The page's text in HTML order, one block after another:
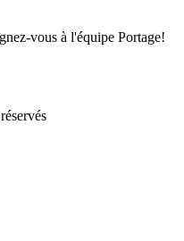
vous à l'équipe Portage!